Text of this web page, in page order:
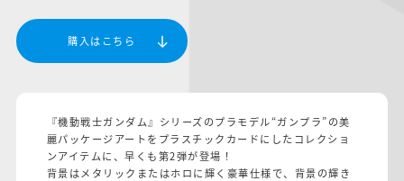
購入はこちら
『機動戦士ガンダム』シリーズのプラモデル“ガンプラ”の美
麗パッケージアートをプラスチックカードにしたコレクショ
ンアイテムに、早くも第2弾が登場！
背景はメタリックまたはホロに輝く豪華仕様で、背景の輝き